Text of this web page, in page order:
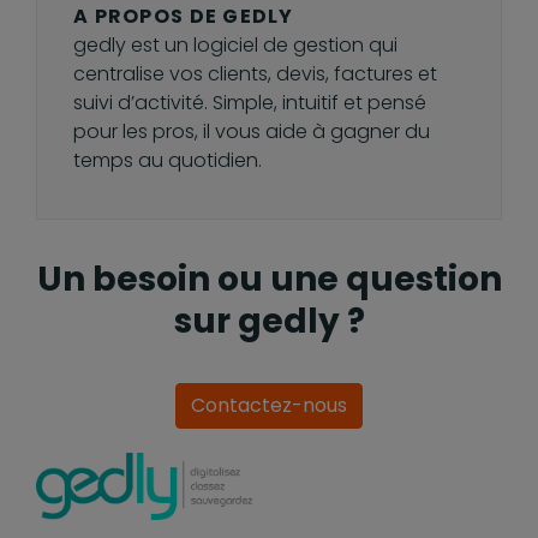
A PROPOS DE GEDLY
gedly est un logiciel de gestion qui
centralise vos clients, devis, factures et
suivi d’activité. Simple, intuitif et pensé
pour les pros, il vous aide à gagner du
temps au quotidien.
Un besoin ou une question
sur gedly ?
Contactez-nous